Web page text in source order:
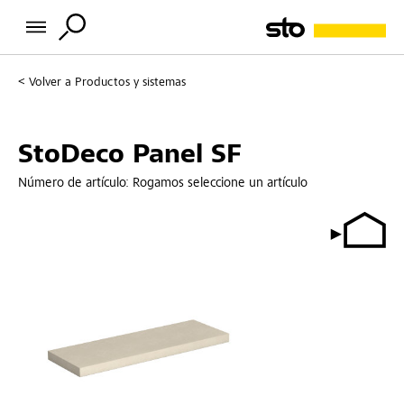
Volver a Productos y sistemas
StoDeco Panel SF
Número de artículo: Rogamos seleccione un artículo